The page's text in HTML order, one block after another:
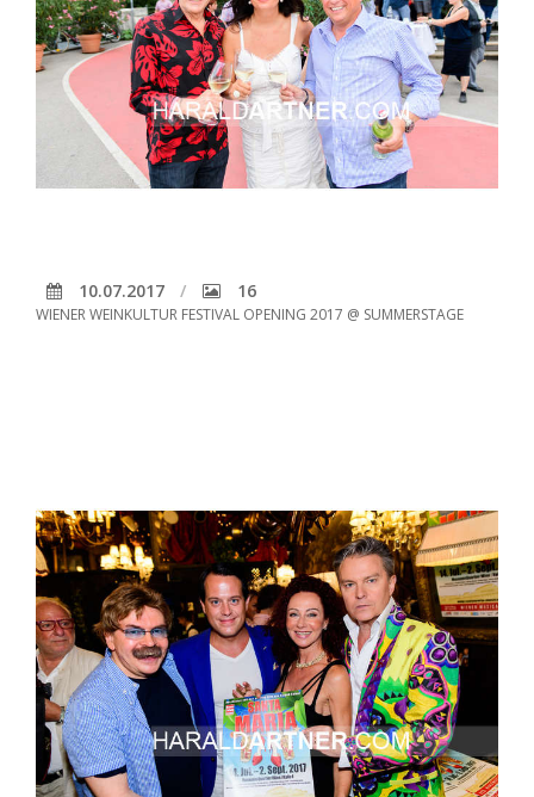
10.07.2017 16
WIENER WEINKULTUR FESTIVAL OPENING 2017 @ SUMMERSTAGE